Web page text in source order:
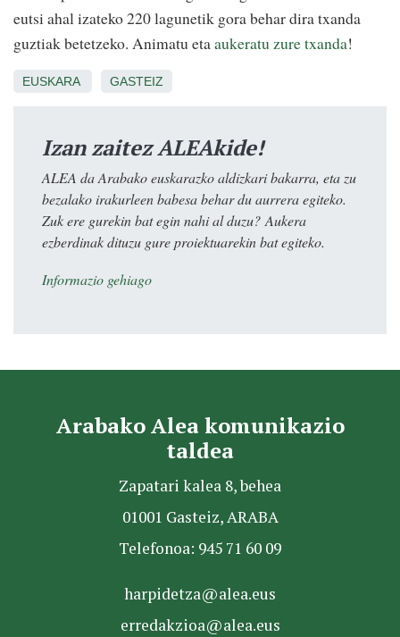
eutsi ahal izateko 220 lagunetik gora behar dira txanda
guztiak betetzeko. Animatu etaaukeratu zure txanda!
EUSKARA GASTEIZ
Izan zaitez ALEAkide!
ALEA da Arabako euskarazko aldizkari bakarra, eta zu
bezalako irakurleen babesa behar du aurrera egiteko.
Zuk ere gurekin bat egin nahi al duzu? Aukera
ezberdinak dituzu gure proiektuarekin bat egiteko.
Informazio gehiago
Arabako Alea komunikazio
taldea
Zapatari kalea 8, behea
01001 Gasteiz, ARABA
Telefonoa: 945 71 60 09
harpidetza@alea.eus
erredakzioa@alea.eus